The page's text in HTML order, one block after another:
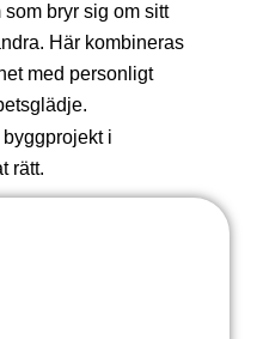
som bryr sig om sitt
Här kombineras
med personligt
i
rätt.